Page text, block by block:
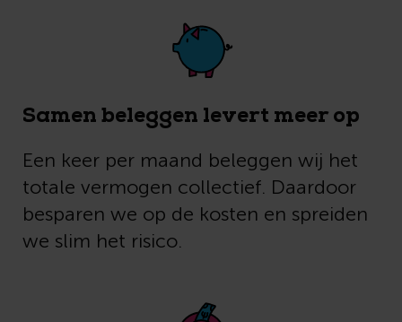
Samen beleggen levert meer op
Een keer per maand beleggen wij het
totale vermogen collectief. Daardoor
besparen we op de kosten en spreiden
we slim het risico.